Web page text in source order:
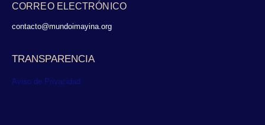
CORREO ELECTRÓNICO
contacto@mundoimayina.org
TRANSPARENCIA
Aviso de Privacidad